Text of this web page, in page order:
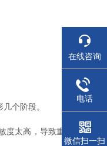
个阶段。
度太高，导致重
在线咨询
电话
微信扫一扫